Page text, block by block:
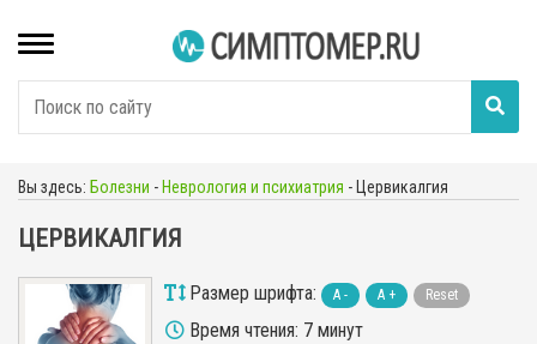
Вы здесь: Болезни - Неврология и психиатрия - Цервикалгия
ЦЕРВИКАЛГИЯ
Размер шрифта: A - A + Reset
Время чтения: 7 минут